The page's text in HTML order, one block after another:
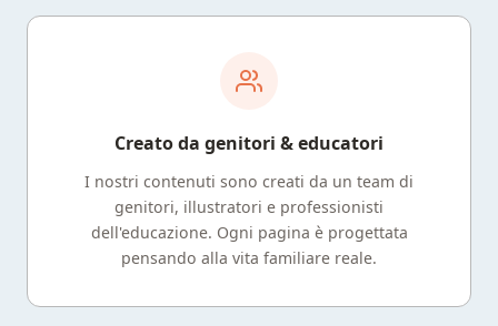
Creato da genitori & educatori
I nostri contenuti sono creati da un team di
genitori, illustratori e professionisti
dell'educazione. Ogni pagina è progettata
pensando alla vita familiare reale.